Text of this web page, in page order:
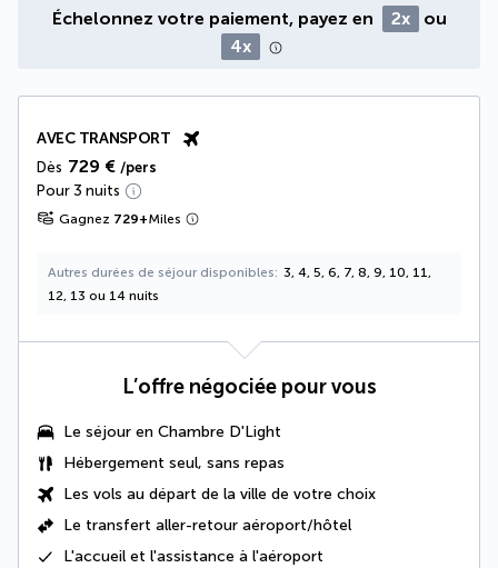
Échelonnez votre paiement, payez en 2x
ou
4x
AVEC TRANSPORT
Dès 729 € /pers
Pour 3 nuits
Gagnez 729+Miles
Autres durées de séjour disponibles
3, 4, 5, 6, 7, 8, 9, 10, 11,
12, 13 ou 14 nuits
L’offre négociée pour vous
Le séjour en Chambre D'Light
Hébergement seul, sans repas
Les vols au départ de la ville de votre choix
Le transfert aller-retour aéroport/hôtel
L'accueil et l'assistance à l'aéroport